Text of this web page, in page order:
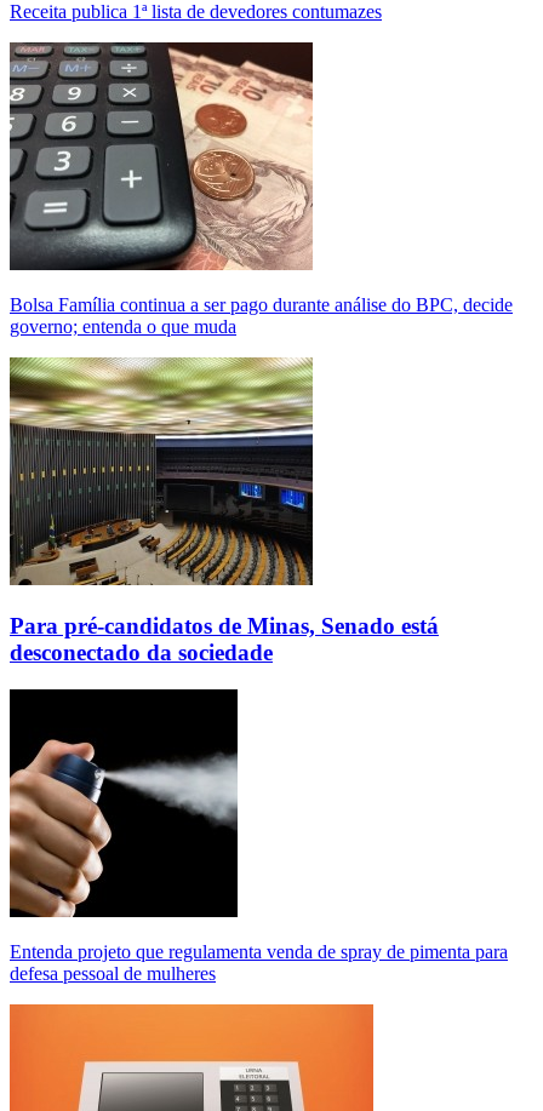
Receita publica 1ª lista de devedores contumazes
Bolsa Família continua a ser pago durante análise do BPC, decide
governo; entenda o que muda
Para pré-candidatos de Minas, Senado está
desconectado da sociedade
Entenda projeto que regulamenta venda de spray de pimenta para
defesa pessoal de mulheres